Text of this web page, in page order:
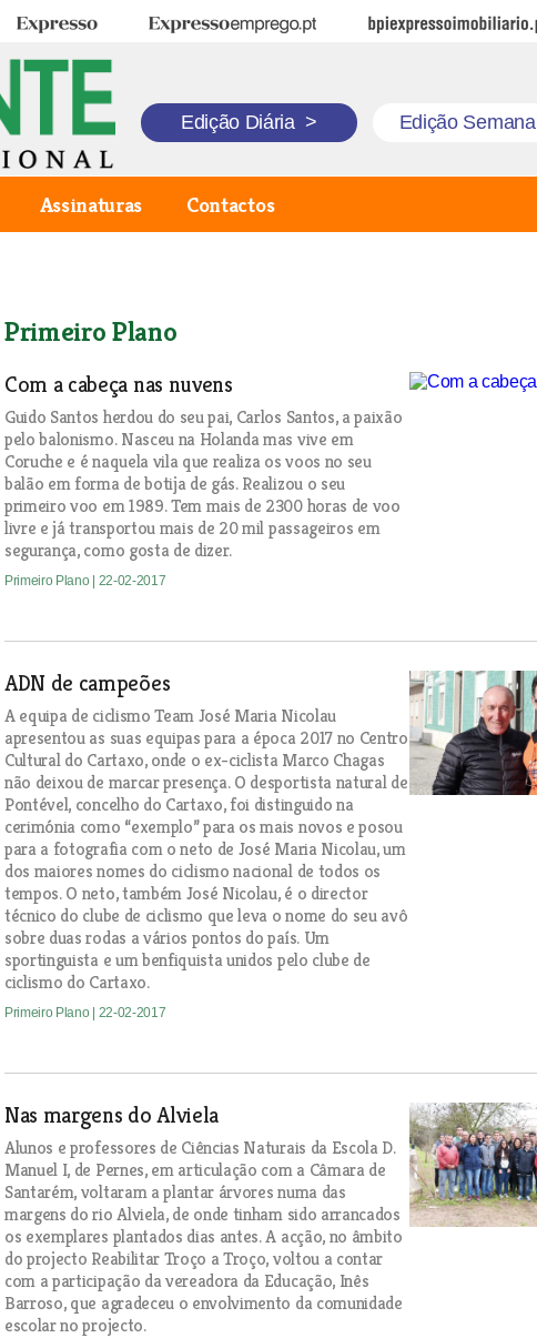
Expresso Expresso Emprego BPI Expresso Imobiliário
Edição Diária > Edição Semanal
Assinaturas Contactos
Primeiro Plano
Com a cabeça nas nuvens
Guido Santos herdou do seu pai, Carlos Santos, a paixão
pelo balonismo. Nasceu na Holanda mas vive em
Coruche e é naquela vila que realiza os voos no seu
balão em forma de botija de gás. Realizou o seu
primeiro voo em 1989. Tem mais de 2300 horas de voo
livre e já transportou mais de 20 mil passageiros em
segurança, como gosta de dizer.
Primeiro Plano | 22-02-2017
ADN de campeões
A equipa de ciclismo Team José Maria Nicolau
apresentou as suas equipas para a época 2017 no Centro
Cultural do Cartaxo, onde o ex-ciclista Marco Chagas
não deixou de marcar presença. O desportista natural de
Pontével, concelho do Cartaxo, foi distinguido na
cerimónia como “exemplo” para os mais novos e posou
para a fotografia com o neto de José Maria Nicolau, um
dos maiores nomes do ciclismo nacional de todos os
tempos. O neto, também José Nicolau, é o director
técnico do clube de ciclismo que leva o nome do seu avô
sobre duas rodas a vários pontos do país. Um
sportinguista e um benfiquista unidos pelo clube de
ciclismo do Cartaxo.
Primeiro Plano | 22-02-2017
Nas margens do Alviela
Alunos e professores de Ciências Naturais da Escola D.
Manuel I, de Pernes, em articulação com a Câmara de
Santarém, voltaram a plantar árvores numa das
margens do rio Alviela, de onde tinham sido arrancados
os exemplares plantados dias antes. A acção, no âmbito
do projecto Reabilitar Troço a Troço, voltou a contar
com a participação da vereadora da Educação, Inês
Barroso, que agradeceu o envolvimento da comunidade
escolar no projecto.